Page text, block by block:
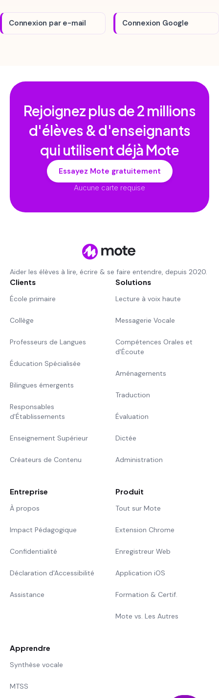
Connexion par e-mail Connexion Google
Rejoignez plus de2 millions
d'élèves & d'enseignants
qui utilisent déjà Mote
Essayez Mote gratuitement
Aucune carte requise
Aider les élèves à lire, écrire & se faire entendre, depuis 2020.
Clients
École primaire
Collège
Professeurs de Langues
Éducation Spécialisée
Bilingues émergents
Responsables
d'Établissements
Enseignement Supérieur
Créateurs de Contenu
Solutions
Lecture à voix haute
Messagerie Vocale
Compétences Orales et
d'Écoute
Aménagements
Traduction
Évaluation
Dictée
Administration
Entreprise
À propos
Impact Pédagogique
Confidentialité
Déclaration d'Accessibilité
Assistance
Produit
Tout sur Mote
Extension Chrome
Enregistreur Web
Application iOS
Formation & Certif.
Mote vs. Les Autres
Apprendre
Synthèse vocale
MTSS